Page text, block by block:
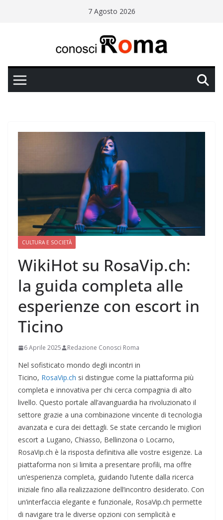
7 Agosto 2026
CULTURA E SOCIETÀ
WikiHot su RosaVip.ch:
la guida completa alle
esperienze con escort in
Ticino
6 Aprile 2025 Redazione Conosci Roma
Nel sofisticato mondo degli incontri in
Ticino, RosaVip.ch si distingue come la piattaforma più
completa e innovativa per chi cerca compagnia di alto
livello. Questo portale all’avanguardia ha rivoluzionato il
settore grazie a una combinazione vincente di tecnologia
avanzata e cura dei dettagli. Se state cercando le migliori
escort a Lugano, Chiasso, Bellinzona o Locarno,
RosaVip.ch è la risposta definitiva alle vostre esigenze. La
piattaforma non si limita a presentare profili, ma offre
un’esperienza completa, guidando l’utente dalla ricerca
iniziale fino alla realizzazione dell’incontro desiderato. Con
un’interfaccia elegante e funzionale, RosaVip.ch permette
di navigare tra le diverse opzioni con semplicità e